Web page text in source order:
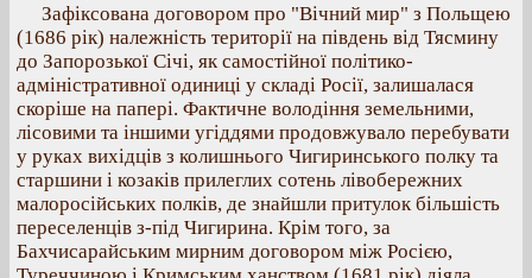
Зафіксована договором про "Вічний мир" з Польщею
(1686 рік) належність території на південь від Тясмину
до Запорозької Січі, як самостійної політико-
адміністративної одиниці у складі Росії, залишалася
скоріше на папері. Фактичне володіння земельними,
лісовими та іншими угіддями продовжувало перебувати
у руках вихідців з колишнього Чигиринського полку та
старшини і козаків прилеглих сотень лівобережних
малоросійських полків, де знайшли притулок більшість
переселенців з-під Чигирина. Крім того, за
Бахчисарайським мирним договором між Росією,